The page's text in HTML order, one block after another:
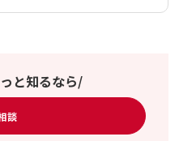
と知るなら/
談